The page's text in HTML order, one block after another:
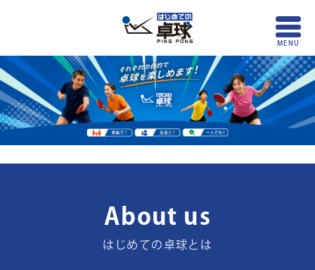
About us
はじめての卓球とは